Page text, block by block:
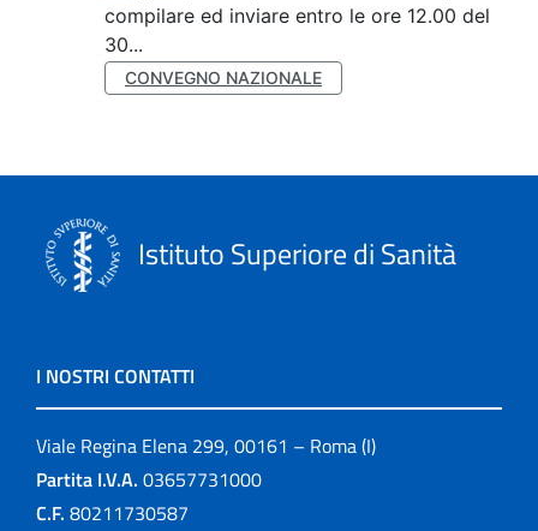
compilare ed inviare entro le ore 12.00 del
30...
CONVEGNO NAZIONALE
Istituto Superiore di Sanità
I NOSTRI CONTATTI
Viale Regina Elena 299, 00161 – Roma (I)
Partita I.V.A. 03657731000
C.F. 80211730587